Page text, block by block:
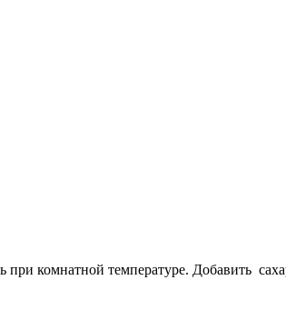
комнатной температуре. Добавить